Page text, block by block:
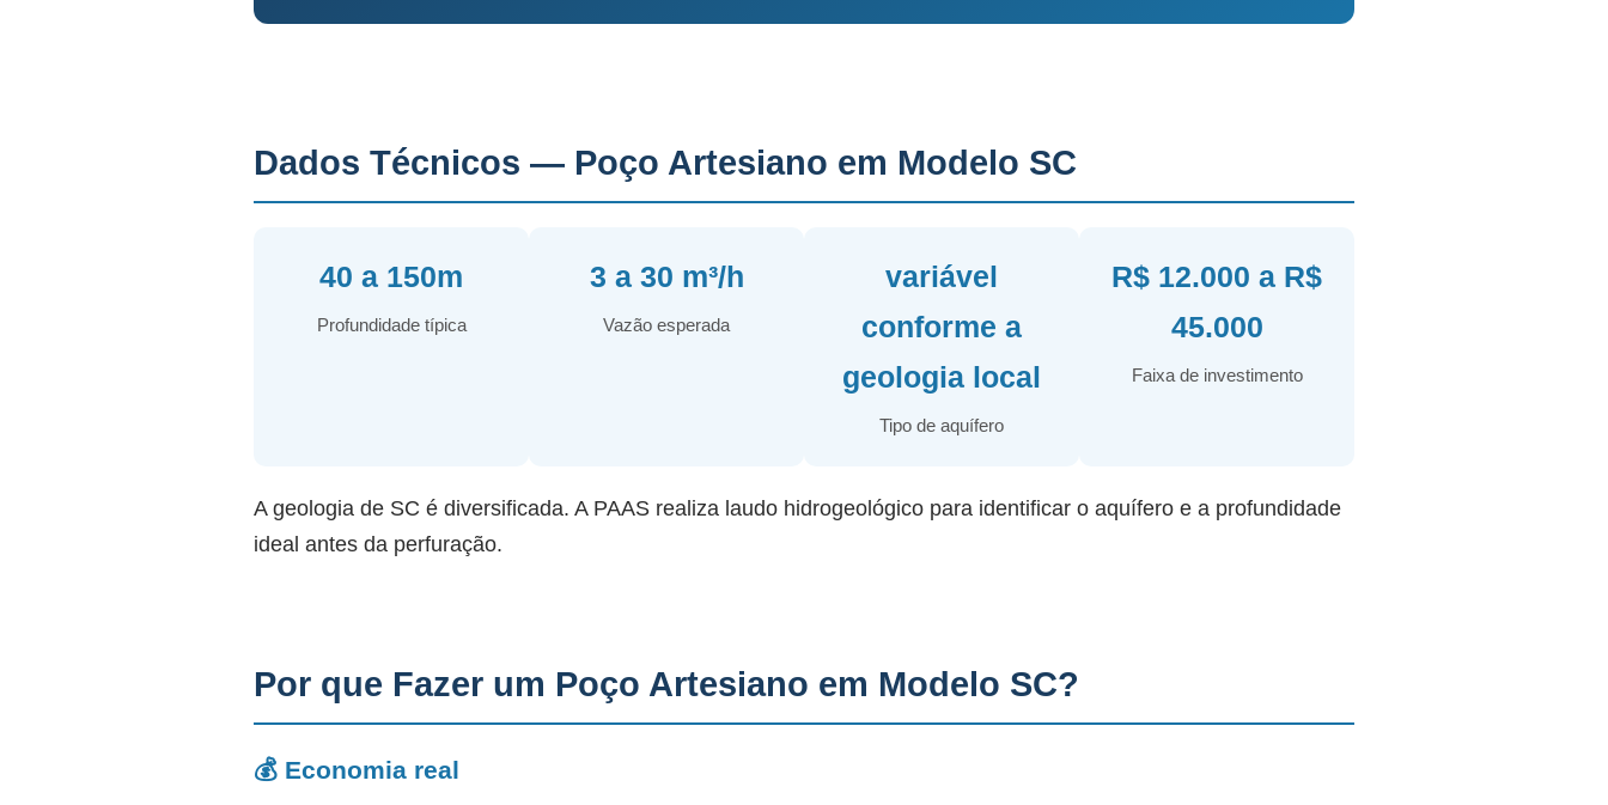
Dados Técnicos — Poço Artesiano em Modelo SC
40 a 150m
Profundidade típica
3 a 30 m³/h
Vazão esperada
variável
conforme a
geologia local
Tipo de aquífero
R$ 12.000 a R$
45.000
Faixa de investimento
A geologia de SC é diversificada. A PAAS realiza laudo hidrogeológico para identificar o aquífero e a profundidade
ideal antes da perfuração.
Por que Fazer um Poço Artesiano em Modelo SC?
💰 Economia real